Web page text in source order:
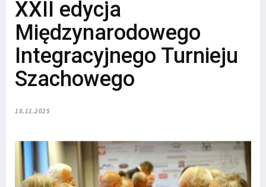
XXII edycja
Międzynarodowego
Integracyjnego Turnieju
Szachowego
18.11.2025